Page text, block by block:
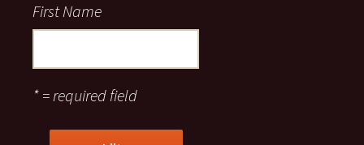
First Name
* = required field